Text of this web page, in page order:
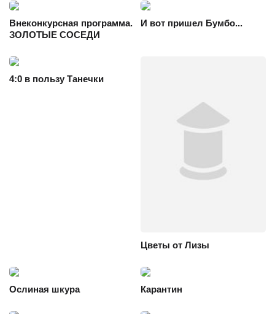
Внеконкурсная программа.
ЗОЛОТЫЕ СОСЕДИ
И вот пришел Бумбо...
4:0 в пользу Танечки
Цветы от Лизы
Ослиная шкура Карантин